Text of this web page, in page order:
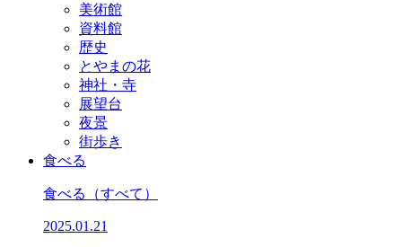
美術館
資料館
歴史
とやまの花
神社・寺
展望台
夜景
街歩き
食べる
食べる （すべて）
2025.01.21